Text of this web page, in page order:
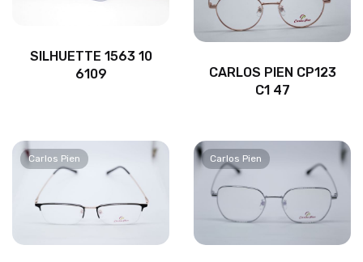
SILHUETTE 1563 10
6109
CARLOS PIEN CP123
C1 47
Carlos Pien Carlos Pien